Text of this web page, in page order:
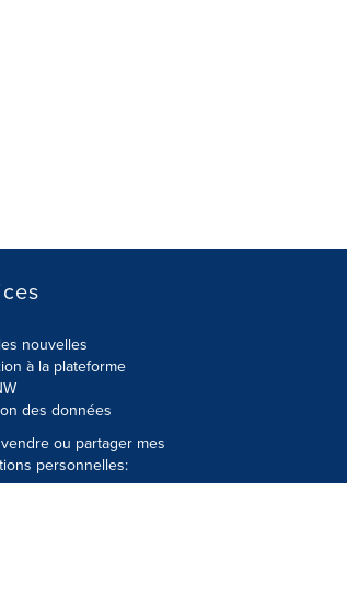
nouvelles
à la plateforme
des données
ou partager mes
personnelles: